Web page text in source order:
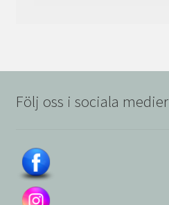
Följ oss i sociala medier